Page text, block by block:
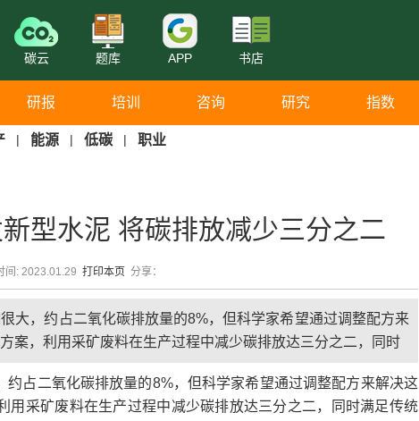
碳云 题库 APP 书店
研报 培训 咨询 研究 指数
| 能源 | 低碳 |
职业
型水泥 将碳排放减少三分之二
间: 2023.01.29 打印本页分享：
大，约占二氧化碳排放量的8%，但科学家希望通过调整配方来
案，利用采矿废料在生产过程中减少碳排放达三分之二，同时
占二氧化碳排放量的8%，但科学家希望通过调整配方来解决这
用采矿废料在生产过程中减少碳排放达三分之二，同时满足传统